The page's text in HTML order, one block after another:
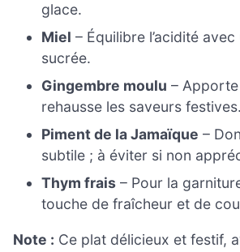
glace.
Miel – Équilibre l’acidité
sucrée.
Gingembre moulu –
rehausse les saveurs festives.
Piment de la Jamaïque –
subtile ; à éviter si non
Thym frais – Pour la
touche de fraîcheur et de
Note : Ce plat délicieux et festif,